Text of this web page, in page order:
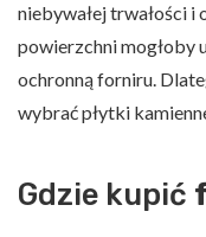
niebywałej trwałości i
powierzchni mogłoby
ochronną forniru.
wybrać płytki
Gdzie kupić